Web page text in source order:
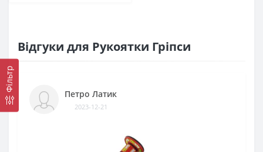
Фільтр
Відгуки для Рукоятки Гріпси
Петро Латик
2023-12-21